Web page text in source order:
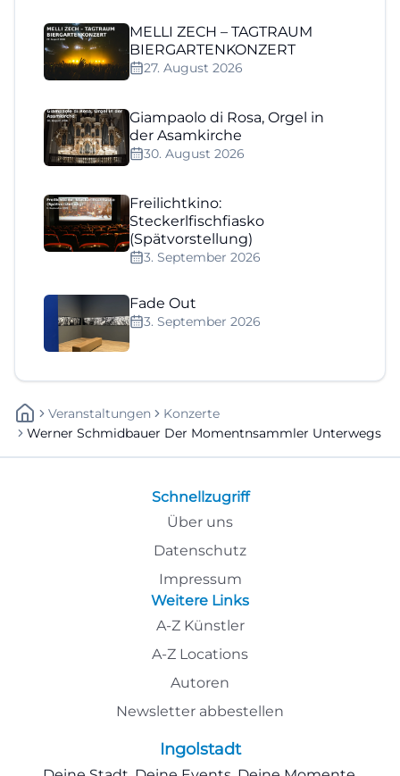
MELLI ZECH – TAGTRAUM
BIERGARTENKONZERT
27. August 2026
Giampaolo di Rosa, Orgel in
der Asamkirche
30. August 2026
Freilichtkino:
Steckerlfischfiasko
(Spätvorstellung)
3. September 2026
Fade Out
3. September 2026
Veranstaltungen
Konzerte
Werner Schmidbauer Der Momentnsammler Unterwegs
Schnellzugriff
Über uns
Datenschutz
Impressum
Weitere Links
A-Z Künstler
A-Z Locations
Autoren
Newsletter abbestellen
Ingolstadt